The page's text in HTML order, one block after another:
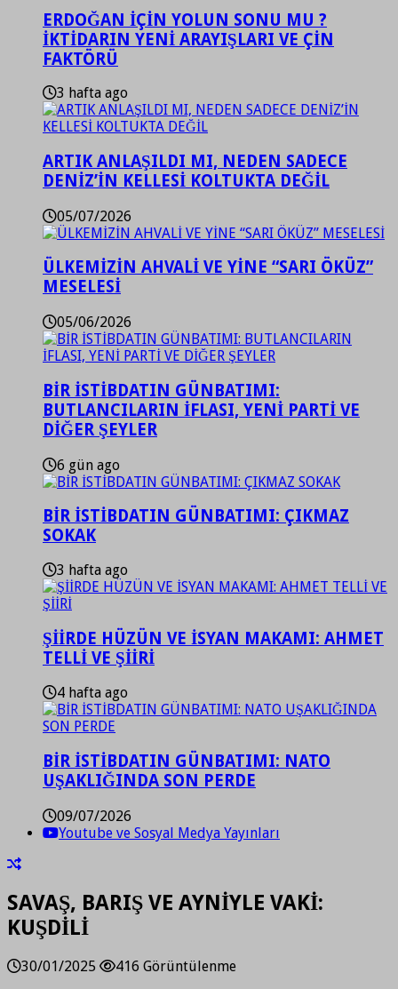
ERDOĞAN İÇİN YOLUN SONU MU ?
İKTİDARIN YENİ ARAYIŞLARI VE ÇİN
FAKTÖRÜ
3 hafta ago
ARTIK ANLAŞILDI MI, NEDEN SADECE
DENİZ’İN KELLESİ KOLTUKTA DEĞİL
05/07/2026
ÜLKEMİZİN AHVALİ VE YİNE “SARI ÖKÜZ”
MESELESİ
05/06/2026
BİR İSTİBDATIN GÜNBATIMI:
BUTLANCILARIN İFLASI, YENİ PARTİ VE
DİĞER ŞEYLER
6 gün ago
BİR İSTİBDATIN GÜNBATIMI: ÇIKMAZ
SOKAK
3 hafta ago
ŞİİRDE HÜZÜN VE İSYAN MAKAMI: AHMET
TELLİ VE ŞİİRİ
4 hafta ago
BİR İSTİBDATIN GÜNBATIMI: NATO
UŞAKLIĞINDA SON PERDE
09/07/2026
Youtube ve Sosyal Medya Yayınları
SAVAŞ, BARIŞ VE AYNİYLE VAKİ:
KUŞDİLİ
30/01/2025 416 Görüntülenme